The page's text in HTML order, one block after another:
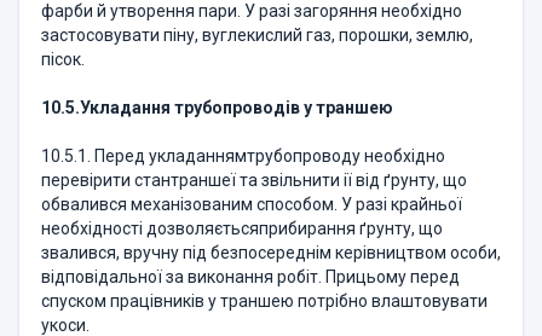
фарби й утворення пари. У разі загоряння необхідно
застосовувати піну, вуглекислий газ, порошки, землю,
пісок.
10.5.Укладання трубопроводів у траншею
10.5.1. Перед укладаннямтрубопроводу необхідно
перевірити стантраншеї та звільнити ії від ґрунту, що
обвалився механізованим способом. У разі крайньої
необхідності дозволяєтьсяприбирання ґрунту, що
звалився, вручну під безпосереднім керівництвом особи,
відповідальної за виконання робіт. Прицьому перед
спуском працівників у траншею потрібно влаштовувати
укоси.